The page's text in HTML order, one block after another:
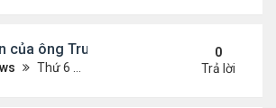
của ông Trump khi lùi quyết định can
Thứ 6 Tháng 6 20, 2025 2:43 pm
0
Trả lời